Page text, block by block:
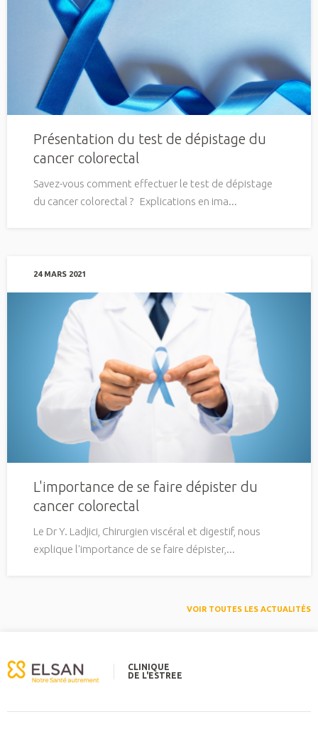
Présentation du test de dépistage du
cancer colorectal
Savez-vous comment effectuer le test de dépistage
du cancer colorectal ? Explications en ima...
24 MARS 2021
L'importance de se faire dépister du
cancer colorectal
Le Dr Y. Ladjici, Chirurgien viscéral et digestif, nous
explique l'importance de se faire dépister,...
VOIR TOUTES LES ACTUALITÉS
CLINIQUE
DE L'ESTREE